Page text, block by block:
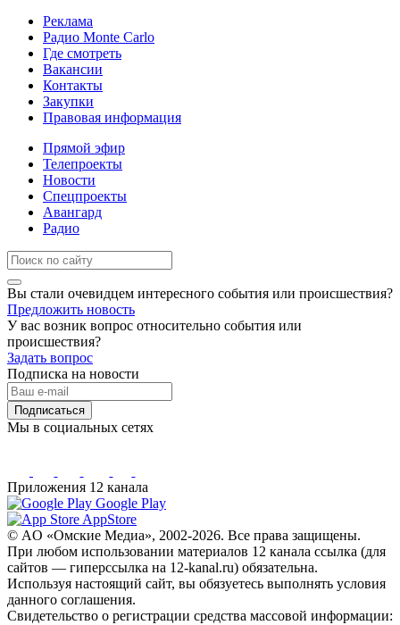
Реклама
Радио Monte Carlo
Где смотреть
Вакансии
Контакты
Закупки
Правовая информация
Прямой эфир
Телепроекты
Новости
Спецпроекты
Авангард
Радио
Вы стали очевидцем интересного события или происшествия?
Предложить новость
У вас возник вопрос относительно события или
происшествия?
Задать вопрос
Подписка на новости
Подписаться
Мы в социальных сетях
Приложения 12 канала
Google Play
AppStore
© AO «Омские Медиа», 2002-2026. Все права защищены.
При любом использовании материалов 12 канала ссылка (для
сайтов — гиперссылка на 12-kanal.ru) обязательна.
Используя настоящий сайт, вы обязуетесь выполнять условия
данного соглашения.
Свидетельство о регистрации средства массовой информации: